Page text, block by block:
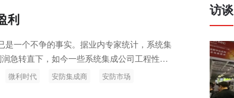
利
一个不争的事实。据业内专家统计，系统集
急转直下，如今一些系统集成公司工程性项
的系统集成商数量众多、品牌集中度极低...
微利时代 安防集成商 安防市场
访谈